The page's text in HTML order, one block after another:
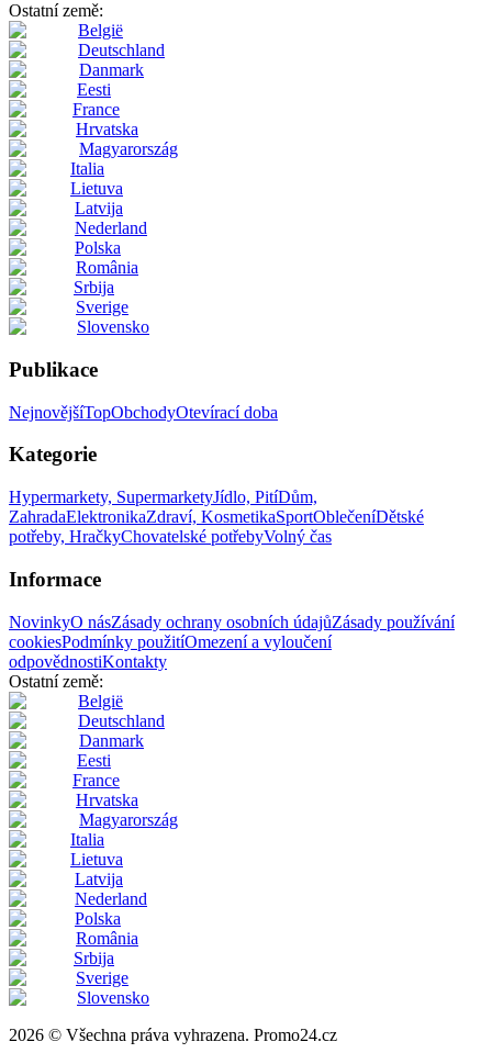
Ostatní země:
België
Deutschland
Danmark
Eesti
France
Hrvatska
Magyarország
Italia
Lietuva
Latvija
Nederland
Polska
România
Srbija
Sverige
Slovensko
Publikace
NejnovějšíTopObchodyOtevírací doba
Kategorie
Hypermarkety, SupermarketyJídlo, PitíDům,
ZahradaElektronikaZdraví, KosmetikaSportOblečeníDětské
potřeby, HračkyChovatelské potřebyVolný čas
Informace
NovinkyO násZásady ochrany osobních údajůZásady používání
cookiesPodmínky použitíOmezení a vyloučení
odpovědnostiKontakty
Ostatní země:
België
Deutschland
Danmark
Eesti
France
Hrvatska
Magyarország
Italia
Lietuva
Latvija
Nederland
Polska
România
Srbija
Sverige
Slovensko
2026 © Všechna práva vyhrazena. Promo24.cz